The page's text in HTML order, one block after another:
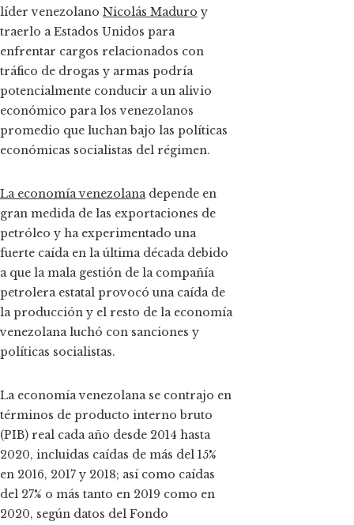
líder venezolano Nicolás Maduro y
traerlo a Estados Unidos para
enfrentar cargos relacionados con
tráfico de drogas y armas podría
potencialmente conducir a un alivio
económico para los venezolanos
promedio que luchan bajo las políticas
económicas socialistas del régimen.
La economía venezolanadepende en
gran medida de las exportaciones de
petróleo y ha experimentado una
fuerte caída en la última década debido
a que la mala gestión de la compañía
petrolera estatal provocó una caída de
la producción y el resto de la economía
venezolana luchó con sanciones y
políticas socialistas.
La economía venezolana se contrajo en
términos de producto interno bruto
(PIB) real cada año desde 2014 hasta
2020, incluidas caídas de más del 15%
en 2016, 2017 y 2018; así como caídas
del 27% o más tanto en 2019 como en
2020, según datos del Fondo